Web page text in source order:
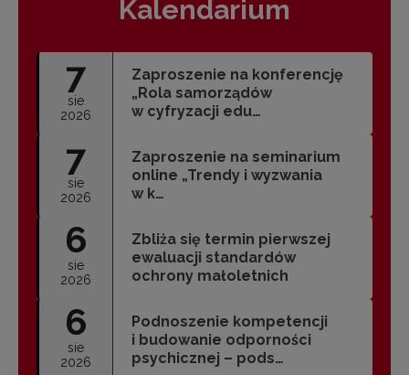
Kalendarium
7
sie
2026
Zaproszenie na konferencję
„Rola samorządów
w cyfryzacji edu…
7
sie
2026
Zaproszenie na seminarium
online „Trendy i wyzwania
w k…
6
sie
2026
Zbliża się termin pierwszej
ewaluacji standardów
ochrony małoletnich
6
sie
2026
Podnoszenie kompetencji
i budowanie odporności
psychicznej – pods…